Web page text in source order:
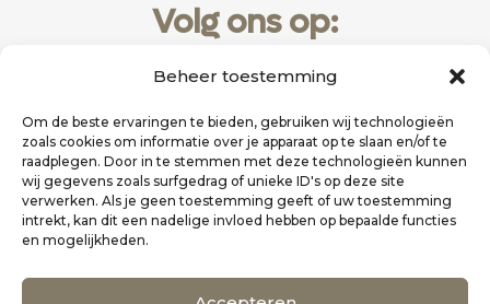
Beheer toestemming
Om de beste ervaringen te bieden, gebruiken wij technologieën
zoals cookies om informatie over je apparaat op te slaan en/of te
raadplegen. Door in te stemmen met deze technologieën kunnen
wij gegevens zoals surfgedrag of unieke ID's op deze site
verwerken. Als je geen toestemming geeft of uw toestemming
intrekt, kan dit een nadelige invloed hebben op bepaalde functies
en mogelijkheden.
Volg ons op:
Website realisatie doorZakelijk Bereikbaar